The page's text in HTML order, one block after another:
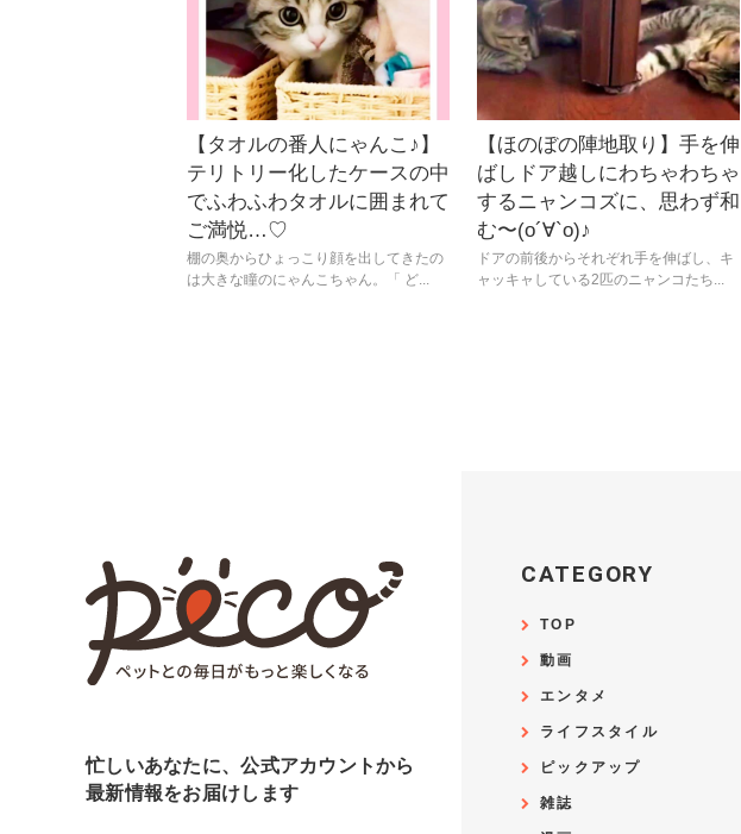
【タオルの番人にゃんこ♪】
テリトリー化したケースの中
でふわふわタオルに囲まれて
ご満悦…♡
棚の奥からひょっこり顔を出してきたの
は大きな瞳のにゃんこちゃん。「 ど...
【ほのぼの陣地取り】手を伸
ばしドア越しにわちゃわちゃ
するニャンコズに、思わず和
む〜(о´∀`о)♪
ドアの前後からそれぞれ手を伸ばし、キ
ャッキャしている2匹のニャンコたち...
忙しいあなたに、公式アカウントから
最新情報をお届けします
CATEGORY
TOP
動画
エンタメ
ライフスタイル
ピックアップ
雑誌